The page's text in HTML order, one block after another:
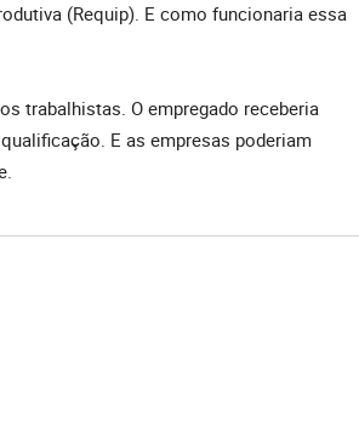
(Requip). E como funcionaria essa
trabalhistas. O empregado receberia
E as empresas poderiam